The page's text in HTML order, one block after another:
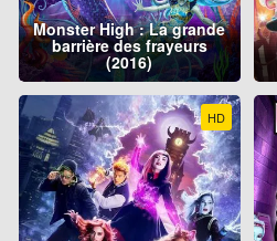
Monster High : La grande
barrière des frayeurs
(2016)
HD